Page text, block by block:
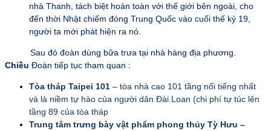
nhà Thanh, tách biệt hoàn toàn với thế giới bên ngoài, cho
đến thời Nhật chiếm đóng Trung Quốc vào cuối thế kỷ 19,
người ta mới phát hiện ra nó.
Sau đó đoàn dùng bữa trưa tại nhà hàng địa phương.
Chiều Đoàn tiếp tục tham quan :
Tòa tháp Taipei 101 – tòa nhà cao 101 tầng nổi tiếng nhất
và là niềm tự hào của người dân Đài Loan (chi phí tự túc lên
tầng 89 của tòa tháp
Trung tâm trưng bày vật phẩm phong thủy Tỳ Hưu –